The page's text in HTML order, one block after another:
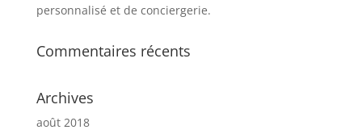
personnalisé et de conciergerie.
Commentaires récents
Archives
août 2018